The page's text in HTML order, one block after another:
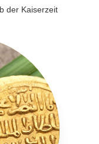
der Kaiserzeit